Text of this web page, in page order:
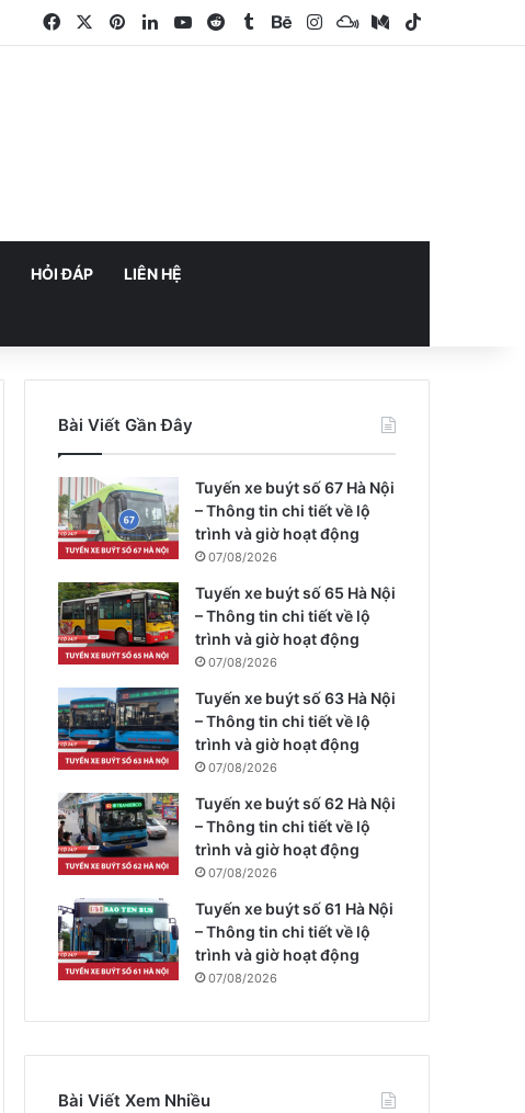
FacebookPinterestLinkedIn
YouTube
RedditTumblrBehance
InstagramMixcloud
Medium
HỎI ĐÁP LIÊN HỆ
Bài Viết Gần Đây
Tuyến xe buýt số 67 Hà Nội
– Thông tin chi tiết về lộ
trình và giờ hoạt động
07/08/2026
Tuyến xe buýt số 65 Hà Nội
– Thông tin chi tiết về lộ
trình và giờ hoạt động
07/08/2026
Tuyến xe buýt số 63 Hà Nội
– Thông tin chi tiết về lộ
trình và giờ hoạt động
07/08/2026
Tuyến xe buýt số 62 Hà Nội
– Thông tin chi tiết về lộ
trình và giờ hoạt động
07/08/2026
Tuyến xe buýt số 61 Hà Nội
– Thông tin chi tiết về lộ
trình và giờ hoạt động
07/08/2026
Bài Viết Xem Nhiều